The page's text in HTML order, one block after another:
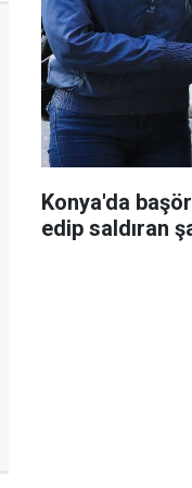
Konya'da
edip saldıran